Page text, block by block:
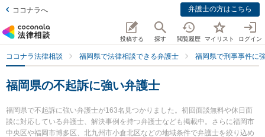
ココナラへ 弁護士の方はこちら
投稿する 探す 閲覧履歴 マイリスト ログイン
ココナラ法律相談 福岡県で法律相談できる弁護士 福岡県で刑事事件に
福岡県の不起訴に強い弁護士
福岡県で不起訴に強い弁護士が163名見つかりました。初回面談無料や休日面
談に対応している弁護士、解決事例を持つ弁護士なども掲載中。さらに福岡市
中央区や福岡市博多区、北九州市小倉北区などの地域条件で弁護士を絞り込め